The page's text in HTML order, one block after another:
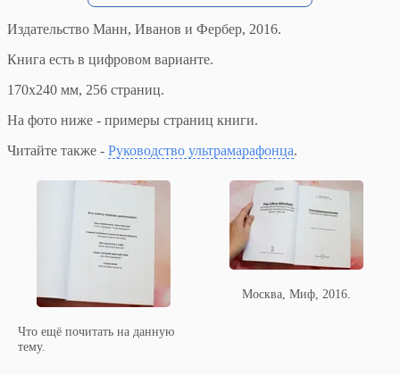
Издательство Манн, Иванов и Фербер, 2016.
Книга есть в цифровом варианте.
170x240 мм, 256 страниц.
На фото ниже - примеры страниц книги.
Читайте также - Руководство ультрамарафонца.
Что ещё почитать на данную
тему.
Москва, Миф, 2016.